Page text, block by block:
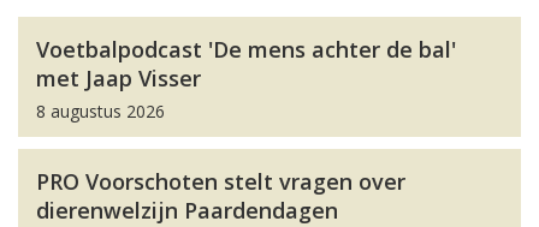
Voetbalpodcast 'De mens achter de bal'
met Jaap Visser
8 augustus 2026
PRO Voorschoten stelt vragen over
dierenwelzijn Paardendagen